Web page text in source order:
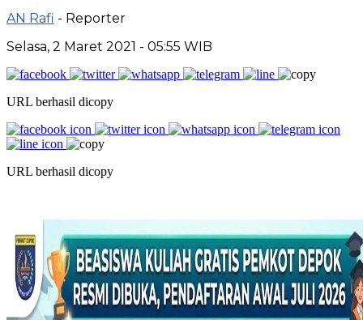
AN Rafi - Reporter
Selasa, 2 Maret 2021 - 05:55 WIB
URL berhasil dicopy
URL berhasil dicopy